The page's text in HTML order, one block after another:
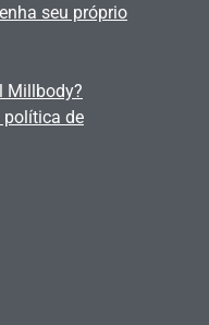
seu próprio
Millbody?
política de